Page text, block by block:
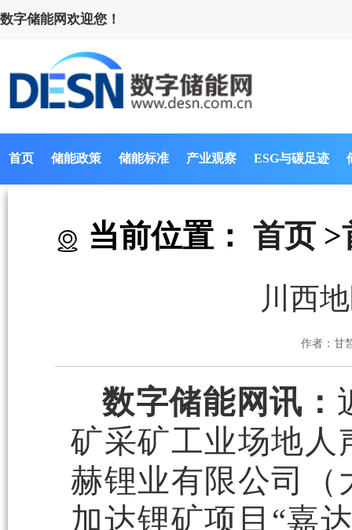
数字储能网欢迎您！
首页 储能政策 储能标准 产业观察 ESG与碳足迹
当前位置： 首页 >
川西
作者：甘
数字储能网讯：
矿采矿工业场地人
赫锂业有限公司（
加达锂矿项目“嘉